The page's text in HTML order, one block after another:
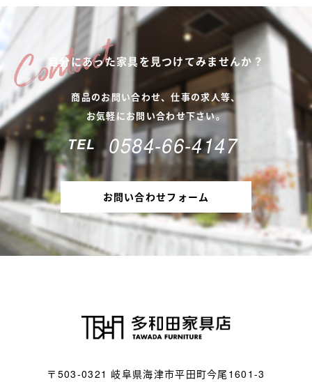
自分にあった家具を見つけてみませんか？
商品のお問い合わせ、仕事の求人等、
お気軽にお問い合わせ下さい。
TEL 0584-66-4147
お問い合わせフォーム
〒503-0321 岐阜県海津市平田町今尾1601-3